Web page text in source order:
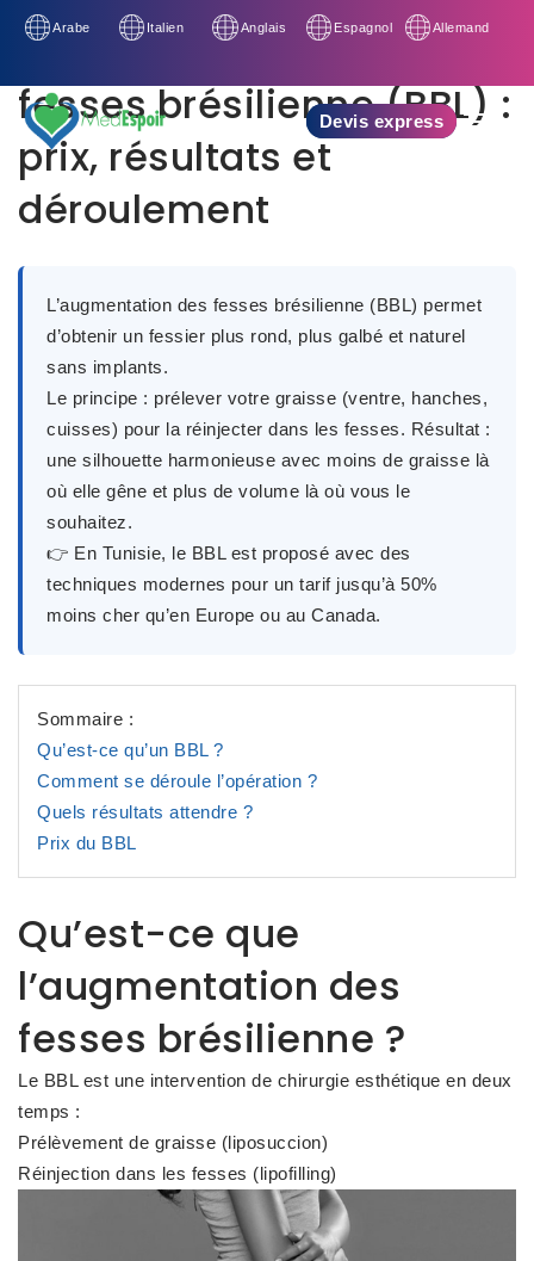
Arabe Italien Anglais Espagnol Allemand
Devis express
Augmentation des
fesses brésilienne (BBL) :
prix, résultats et
déroulement
L’augmentation des fesses brésilienne (BBL) permet
d’obtenir un fessier plus rond, plus galbé et naturel
sans implants.
Le principe : prélever votre graisse (ventre, hanches,
cuisses) pour la réinjecter dans les fesses. Résultat :
une silhouette harmonieuse avec moins de graisse là
où elle gêne et plus de volume là où vous le
souhaitez.
👉 En Tunisie, le BBL est proposé avec des
techniques modernes pour un tarif jusqu’à 50%
moins cher qu’en Europe ou au Canada.
Sommaire :
Qu’est-ce qu’un BBL ?
Comment se déroule l’opération ?
Quels résultats attendre ?
Prix du BBL
Qu’est-ce que
l’augmentation des
fesses brésilienne ?
Le BBL est une intervention de chirurgie esthétique en deux
temps :
Prélèvement de graisse (liposuccion)
Réinjection dans les fesses (lipofilling)